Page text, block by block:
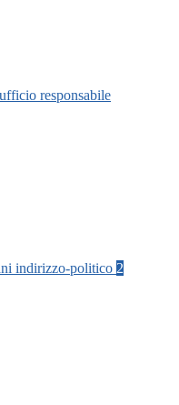
responsabile
indirizzo-politico 2